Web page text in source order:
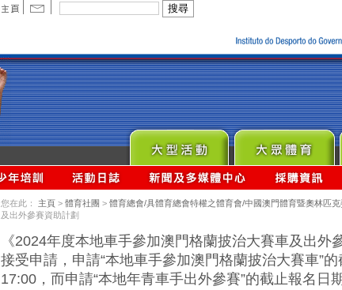
您在此： 主頁 > 體育社團 > 體育總會/具體育總會特權之體育會/中國澳門體育暨奧林匹
及出外參賽資助計劃
《2024年度本地車手參加澳門格蘭披治大賽車及出外
接受申請，申請“本地車手參加澳門格蘭披治大賽車”
17:00，而申請“本地年青車手出外參賽”的截止報名日